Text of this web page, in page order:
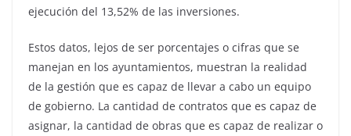
ejecución del 13,52% de las inversiones.
Estos datos, lejos de ser porcentajes o cifras que se
manejan en los ayuntamientos, muestran la realidad
de la gestión que es capaz de llevar a cabo un equipo
de gobierno. La cantidad de contratos que es capaz de
asignar, la cantidad de obras que es capaz de realizar o